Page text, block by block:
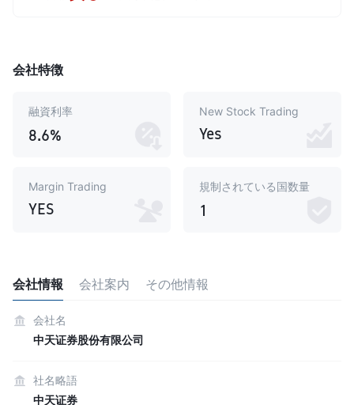
会社特徴
融資利率
8.6%
New Stock Trading
Yes
Margin Trading
YES
規制されている国数量
1
会社情報 会社案内 その他情報
会社名
中天证券股份有限公司
社名略語
中天证券